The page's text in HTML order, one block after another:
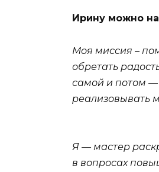
Ирину можно
Моя миссия –
обретать
самой и потом —
реализовывать
Я — мастер
в вопросах